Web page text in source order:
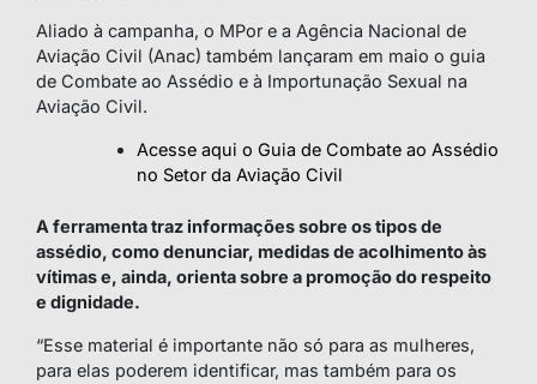
Aliado à campanha, o MPor e a Agência Nacional de
Aviação Civil (Anac) também lançaram em maio o guia
de Combate ao Assédio e à Importunação Sexual na
Aviação Civil.
Acesse aqui o Guia de Combate ao Assédio
no Setor da Aviação Civil
A ferramenta traz informações sobre os tipos de
assédio, como denunciar, medidas de acolhimento às
vítimas e, ainda, orienta sobre a promoção do respeito
e dignidade.
“Esse material é importante não só para as mulheres,
para elas poderem identificar, mas também para os